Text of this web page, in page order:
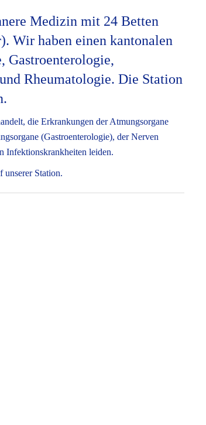
Medizin mit 24 Betten
Wir haben einen kantonalen
Gastroenterologie,
Rheumatologie. Die Station
die Erkrankungen der Atmungsorgane
(Gastroenterologie), der Nerven
Infektionskrankheiten leiden.
unserer Station.